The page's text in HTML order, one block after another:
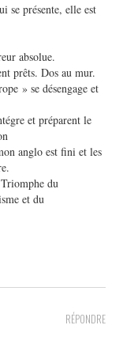
se présente, elle est
absolue.
prêts. Dos au mur.
» se désengage et
et préparent le
anglo est fini et les
du
et du
RÉPONDRE